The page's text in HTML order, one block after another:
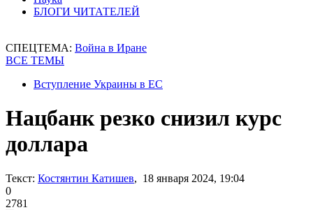
БЛОГИ ЧИТАТЕЛЕЙ
СПЕЦТЕМА: Война в Иране
ВСЕ ТЕМЫ
Вступление Украины в ЕС
Нацбанк резко снизил курс
доллара
Текст: Костянтин Катишев, 18 января 2024, 19:04
0
2781